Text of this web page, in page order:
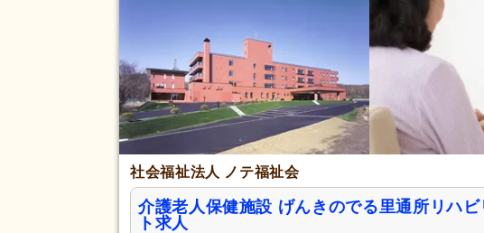
社会福祉法人 ノテ福祉会
介護老人保健施設 げんきのでる里通所リハ
ト求人